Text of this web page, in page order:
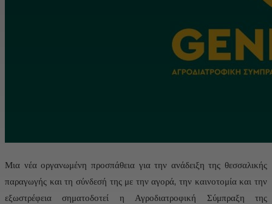
Μια νέα οργανωμένη προσπάθεια για την ανάδειξη της θεσσαλικής
παραγωγής και τη σύνδεσή της με την αγορά, την καινοτομία και την
εξωστρέφεια σηματοδοτεί η Αγροδιατροφική Σύμπραξη της